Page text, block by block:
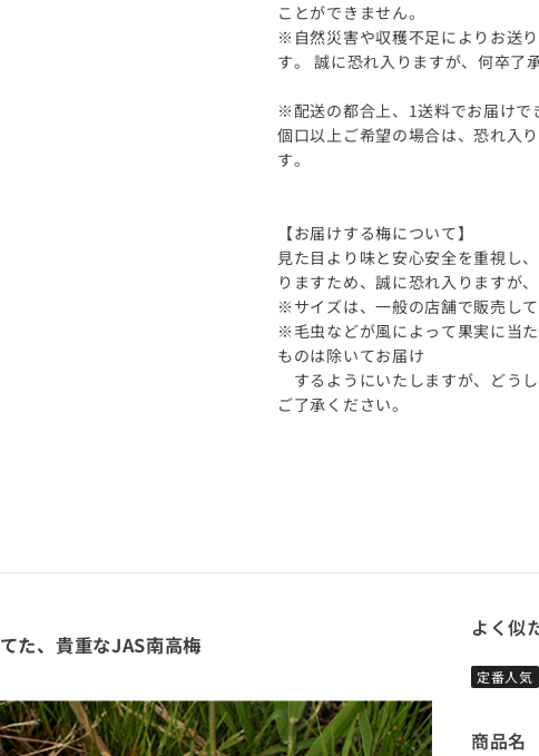
ことができません。
※自然災害や収穫不足によりお送
す。 誠に恐れ入りますが、何卒了
※配送の都合上、1送料でお届けで
個口以上ご希望の場合は、恐れ入
す。
【お届けする梅について】
見た目より味と安心安全を重視し
りますため、誠に恐れ入りますが
※サイズは、一般の店舗で販売し
※毛虫などが風によって果実に当
ものは除いてお届け
するようにいたしますが、どう
ご了承ください。
た、貴重なJAS南高梅
よく似
定番人気
商品名